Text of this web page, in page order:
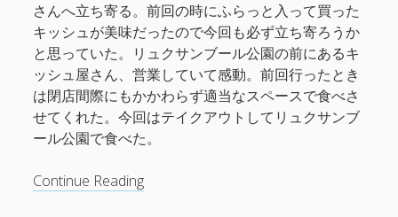
さんへ立ち寄る。前回の時にふらっと入って買った
キッシュが美味だったので今回も必ず立ち寄ろうか
と思っていた。リュクサンブール公園の前にあるキ
ッシュ屋さん、営業していて感動。前回行ったとき
は閉店間際にもかかわらず適当なスペースで食べさ
せてくれた。今回はテイクアウトしてリュクサンブ
ール公園で食べた。
Continue ReadingA